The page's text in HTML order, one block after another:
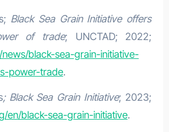
Black Sea Grain Initiative offers
of trade; UNCTAD; 2022;
black-sea-grain-initiative-
power-trade.
; Black Sea Grain Initiative; 2023;
en/black-sea-grain-initiative.